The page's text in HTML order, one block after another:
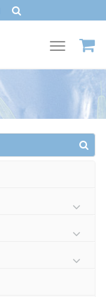
Toggle